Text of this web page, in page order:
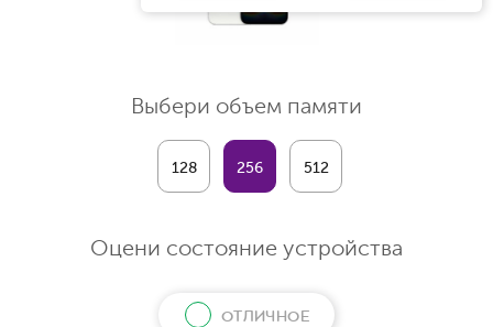
Выбери объем памяти
128 256 512
Оцени состояние устройства
ОТЛИЧНОЕ